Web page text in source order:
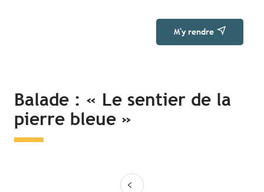
M'y rendre
Balade : « Le sentier de la
pierre bleue »